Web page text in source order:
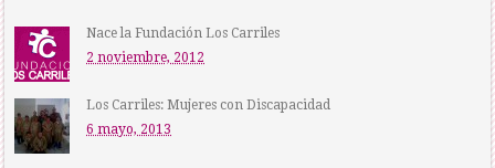
Nace la Fundación Los Carriles
2 noviembre, 2012
Los Carriles: Mujeres con Discapacidad
6 mayo, 2013